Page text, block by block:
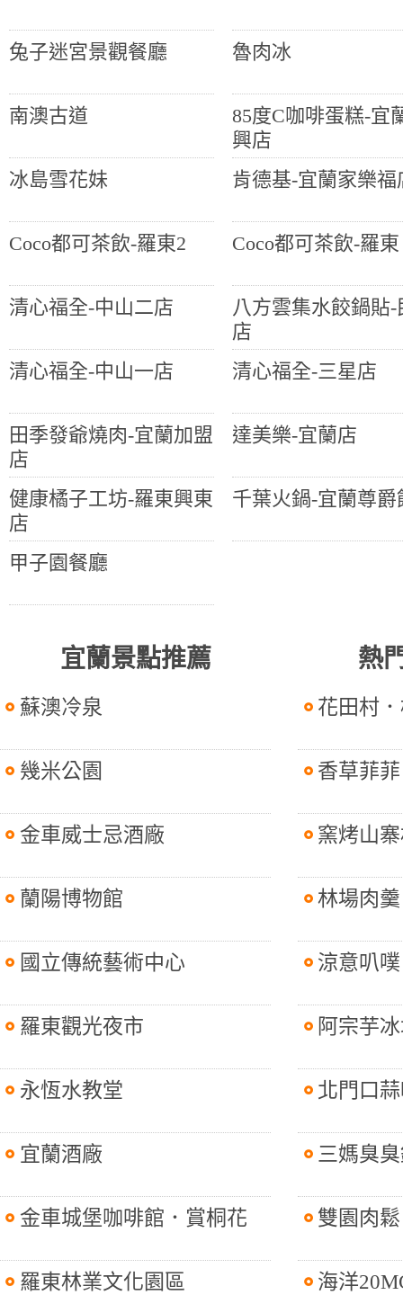
兔子迷宮景觀餐廳 魯肉冰
南澳古道
85度C咖啡蛋糕-宜
興店
冰島雪花妹
肯德基-宜蘭家樂福
Coco都可茶飲-羅東2 Coco都可茶飲-羅東
清心福全-中山二店
八方雲集水餃鍋貼-
店
清心福全-中山一店
清心福全-三星店
田季發爺燒肉-宜蘭加盟
店
達美樂-宜蘭店
健康橘子工坊-羅東興東
店
千葉火鍋-宜蘭尊爵
甲子園餐廳
宜蘭景點推薦
蘇澳冷泉
幾米公園
金車威士忌酒廠
蘭陽博物館
國立傳統藝術中心
羅東觀光夜市
永恆水教堂
宜蘭酒廠
金車城堡咖啡館．賞桐花
羅東林業文化園區
熱
花田村
香草菲
窯烤山
林場肉羹
涼意叭噗
阿宗芋
北門口
三媽臭
雙園肉鬆
海洋